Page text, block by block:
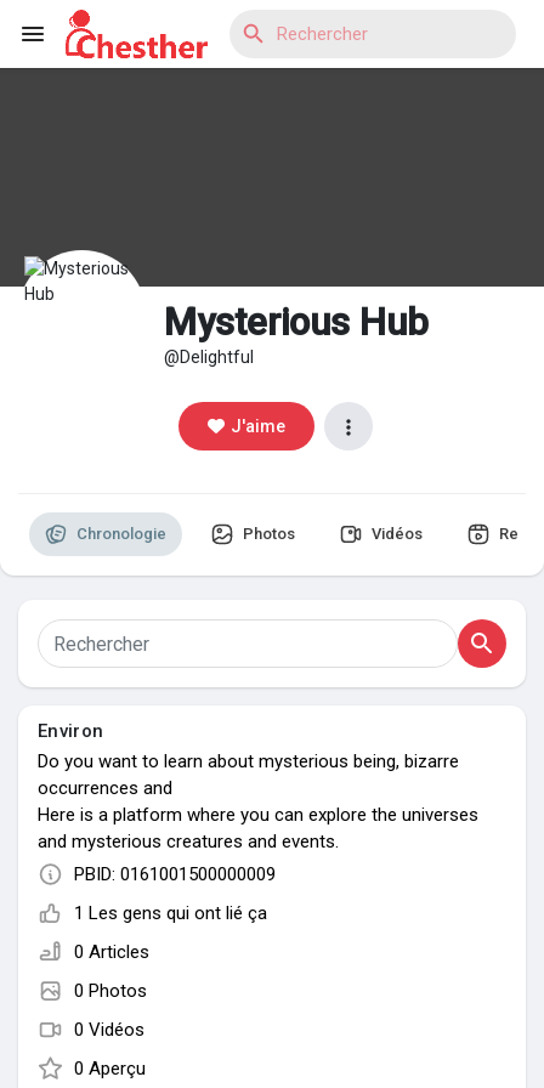
Découvrir Blogs
Mes groupes
Découvrir Pages
Aimer les pages
Articles populaires
Découvrir les articles
Mysterious Hub
@Delightful
J'aime
Chronologie Photos Vidéos Reels
Environ
Do you want to learn about mysterious being, bizarre
occurrences and
Here is a platform where you can explore the universes
and mysterious creatures and events.
PBID: 0161001500000009
1 Les gens qui ont lié ça
0 Articles
0 Photos
0 Vidéos
0 Aperçu